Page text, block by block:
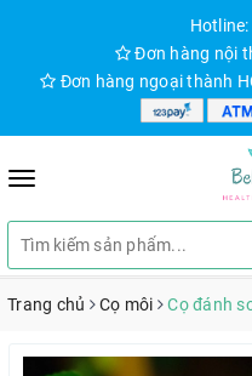
Đơn hàng nội
Đơn hàng ngoại thành
Trang chủ Cọ môi Cọ đánh